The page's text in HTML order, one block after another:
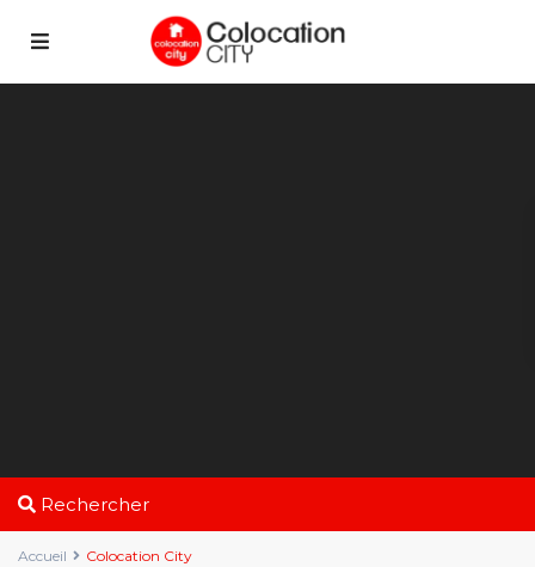
Rechercher
Accueil Colocation City